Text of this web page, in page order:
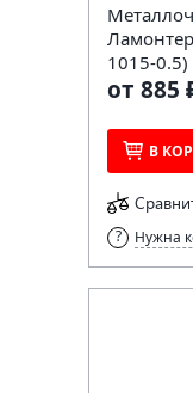
1015-0.5)
от 885
В
Нужна